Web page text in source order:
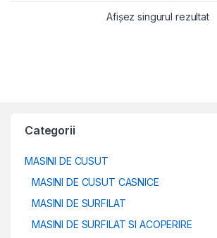
Afișez singurul rezultat
Categorii
MASINI DE CUSUT
MASINI DE CUSUT CASNICE
MASINI DE SURFILAT
MASINI DE SURFILAT SI ACOPERIRE